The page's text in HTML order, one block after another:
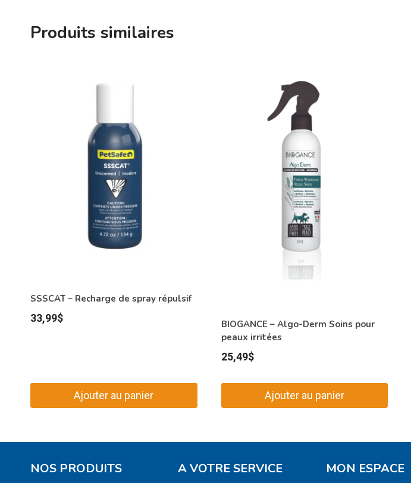
Produits similaires
SSSCAT – Recharge de spray répulsif
33,99$
Ajouter au panier
BIOGANCE – Algo-Derm Soins pour
peaux irritées
25,49$
Ajouter au panier
NOS PRODUITS A VOTRE SERVICE MON ESPACE